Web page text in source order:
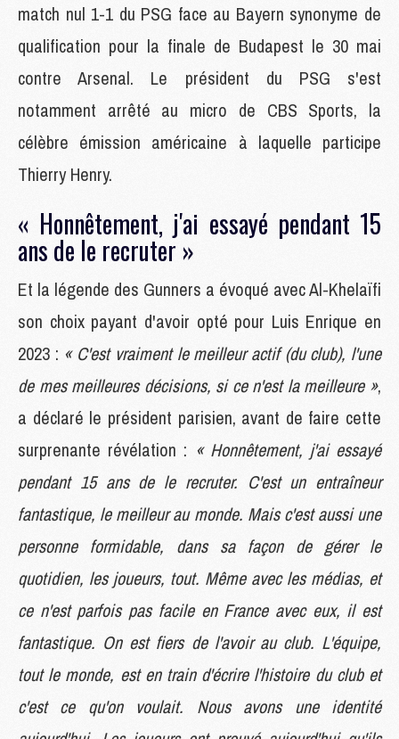
match nul 1-1 du PSG face au Bayern synonyme de
qualification pour la finale de Budapest le 30 mai
contre Arsenal. Le président du PSG s'est
notamment arrêté au micro de CBS Sports, la
célèbre émission américaine à laquelle participe
Thierry Henry.
« Honnêtement, j'ai essayé pendant 15
ans de le recruter »
Et la légende des Gunners a évoqué avec Al-Khelaïfi
son choix payant d'avoir opté pour Luis Enrique en
2023 : « C'est vraiment le meilleur actif (du club), l'une
de mes meilleures décisions, si ce n'est la meilleure »,
a déclaré le président parisien, avant de faire cette
surprenante révélation : « Honnêtement, j'ai essayé
pendant 15 ans de le recruter. C'est un entraîneur
fantastique, le meilleur au monde. Mais c'est aussi une
personne formidable, dans sa façon de gérer le
quotidien, les joueurs, tout. Même avec les médias, et
ce n'est parfois pas facile en France avec eux, il est
fantastique. On est fiers de l'avoir au club. L'équipe,
tout le monde, est en train d'écrire l'histoire du club et
c'est ce qu'on voulait. Nous avons une identité